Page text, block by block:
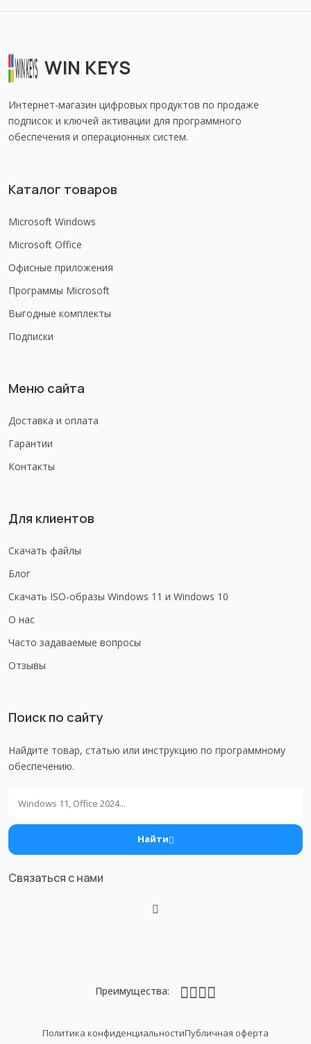
WIN KEYS
Интернет-магазин цифровых продуктов по продаже
подписок и ключей активации для программного
обеспечения и операционных систем.
Каталог товаров
Microsoft Windows
Microsoft Office
Офисные приложения
Программы Microsoft
Выгодные комплекты
Подписки
Меню сайта
Доставка и оплата
Гарантии
Контакты
Для клиентов
Скачать файлы
Блог
Скачать ISO-образы Windows 11 и Windows 10
О нас
Часто задаваемые вопросы
Отзывы
Поиск по сайту
Найдите товар, статью или инструкцию по программному
обеспечению.
Найти
Связаться с нами
Преимущества:
Политика конфиденциальностиПубличная оферта